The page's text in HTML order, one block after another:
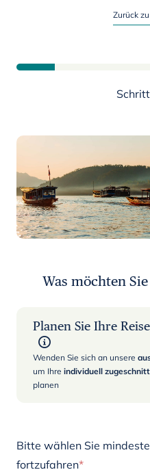
Zurück
Was möchten
Planen Sie Ihre
Wenden Sie sich an unsere
um Ihre individuell
planen
Bitte wählen Sie
fortzufahren*